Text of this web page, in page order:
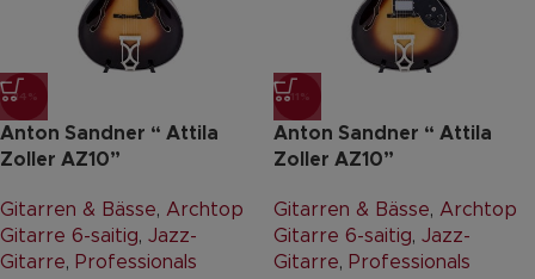
-14%
Anton Sandner “ Attila
Zoller AZ10”
Gitarren & Bässe, Archtop
Gitarre 6-saitig, Jazz-
Gitarre, Professionals
-11%
Anton Sandner “ Attila
Zoller AZ10”
Gitarren & Bässe, Archtop
Gitarre 6-saitig, Jazz-
Gitarre, Professionals